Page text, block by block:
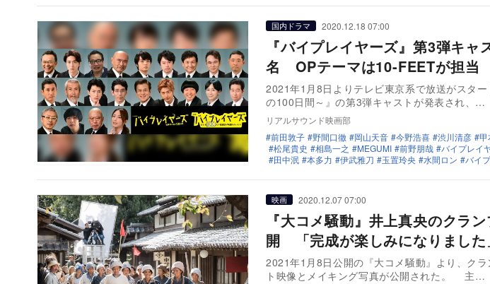
国内ドラマ 2020.12.18 07:00
『バイプレイヤーズ』第3弾キ
名 OPテーマは10-FEETが担当
2021年1月8日よりテレビ東京系で放送がスタ
の100日間～』の第3弾キャストが発表され、…
リアルサウンド映画部
前田敦子
野間口徹 岡山天音 今野浩喜 渋川清彦 甲
松尾貴史
相島一之 MEGUMI 前野朋哉 バイプレイ
田中泯
本多力 伊武雅刀 玉置玲央 水間ロン バイ
映画 2020.12.07 07:00
『大コメ騒動』井上真央のクラ
開 「完成が楽しみになりました
2021年1月8日公開の『大コメ騒動』より、ク
ト映像とメイキング写真が公開された。 主…